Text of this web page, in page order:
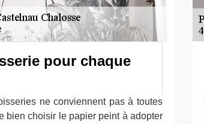
pour chaque
ne conviennent pas à toutes
bien choisir le papier peint à adopter